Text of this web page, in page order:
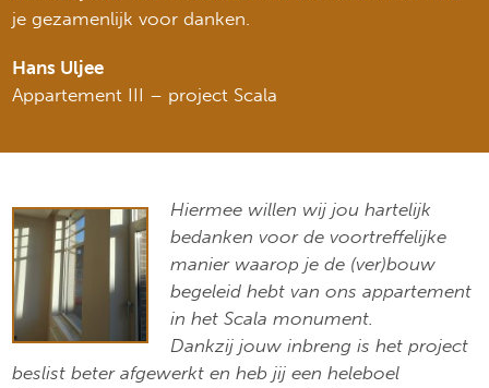
je gezamenlijk voor danken.
Hans Uljee
Appartement III – project Scala
Hiermee willen wij jou hartelijk
bedanken voor de voortreffelijke
manier waarop je de (ver)bouw
begeleid hebt van ons appartement
in het Scala monument.
Dankzij jouw inbreng is het project
beslist beter afgewerkt en heb jij een heleboel